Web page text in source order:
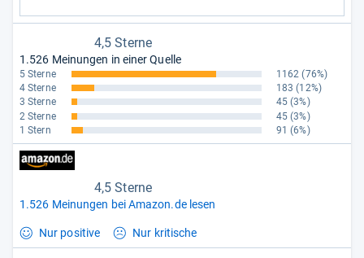
4,5 Sterne
1.526 Meinungen in einer Quelle
5 Sterne 1162 (76%)
4 Sterne
183 (12%)
3 Sterne
45 (3%)
2 Sterne
45 (3%)
1 Stern
91 (6%)
4,5 Sterne
1.526 Meinungen bei Amazon.de lesen
Nur positive Nur kritische